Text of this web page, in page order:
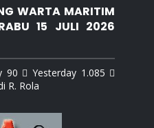
WARTA MARITIM
15 JULI 2026
90  Yesterday 1.085 
R. Rola